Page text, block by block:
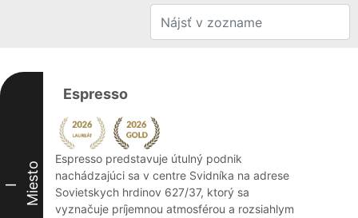
I Miesto
Espresso
Espresso predstavuje útulný podnik
nachádzajúci sa v centre Svidníka na adrese
Sovietskych hrdinov 627/37, ktorý sa
vyznačuje príjemnou atmosférou a rozsiahlym